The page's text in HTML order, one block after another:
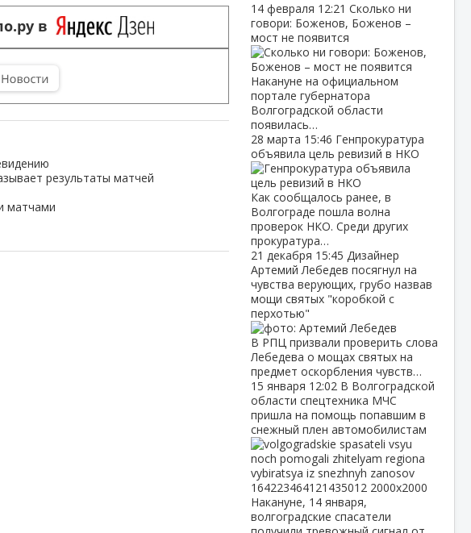
в
результаты матчей
матчами
14 февраля 12:21 Сколько ни
говори: Боженов, Боженов –
мост не появится
Накануне на официальном
портале губернатора
Волгоградской области
появилась…
28 марта 15:46 Генпрокуратура
объявила цель ревизий в НКО
Как сообщалось ранее, в
Волгограде пошла волна
проверок НКО. Среди других
прокуратура…
21 декабря 15:45 Дизайнер
Артемий Лебедев посягнул на
чувства верующих, грубо назвав
мощи святых "коробкой с
перхотью"
В РПЦ призвали проверить слова
Лебедева о мощах святых на
предмет оскорбления чувств…
15 января 12:02 В Волгоградской
области спецтехника МЧС
пришла на помощь попавшим в
снежный плен автомобилистам
Накануне, 14 января,
волгоградские спасатели